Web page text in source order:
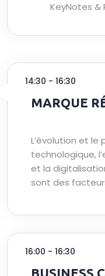
KeyNotes &
14:30 - 16:30
MARQUE
L’évolution et le
technologique,
et la
sont des
plus une option
mais une
16:00 - 16:30
BUSINESS